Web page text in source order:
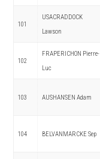
101
USACRADDOCK
Lawson
102
FRAPERICHON Pierre-
Luc
103 AUSHANSEN Adam
104 BELVANMARCKE Sep